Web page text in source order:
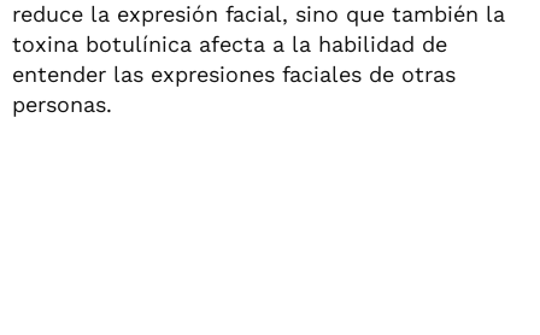
reduce la expresión facial, sino que también la
toxina botulínica afecta a la habilidad de
entender las expresiones faciales de otras
personas.